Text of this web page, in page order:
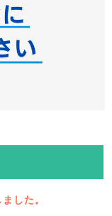
した。